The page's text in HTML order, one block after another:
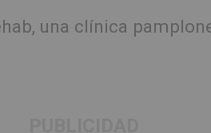
una clínica